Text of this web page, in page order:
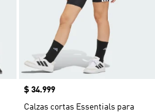
Precio
$ 34.999
Calzas cortas Essentials para